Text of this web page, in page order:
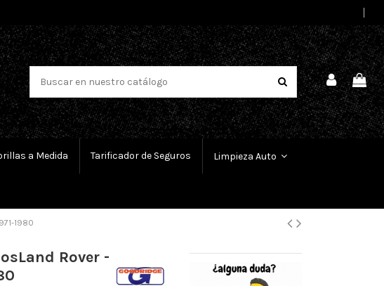
a Medida Tarificador de Seguros Limpieza Auto
1980
Rover -